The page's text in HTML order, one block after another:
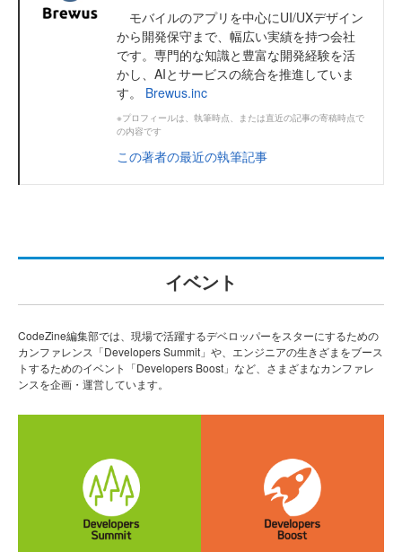
モバイルのアプリを中心にUI/UXデザイン
から開発保守まで、幅広い実績を持つ会社
です。専門的な知識と豊富な開発経験を活
かし、AIとサービスの統合を推進していま
す。 Brewus.inc
※プロフィールは、執筆時点、または直近の記事の寄稿時点で
の内容です
この著者の最近の執筆記事
イベント
CodeZine編集部では、現場で活躍するデベロッパーをスターにするための
カンファレンス「Developers Summit」や、エンジニアの生きざまをブース
トするためのイベント「Developers Boost」など、さまざまなカンファレ
ンスを企画・運営しています。